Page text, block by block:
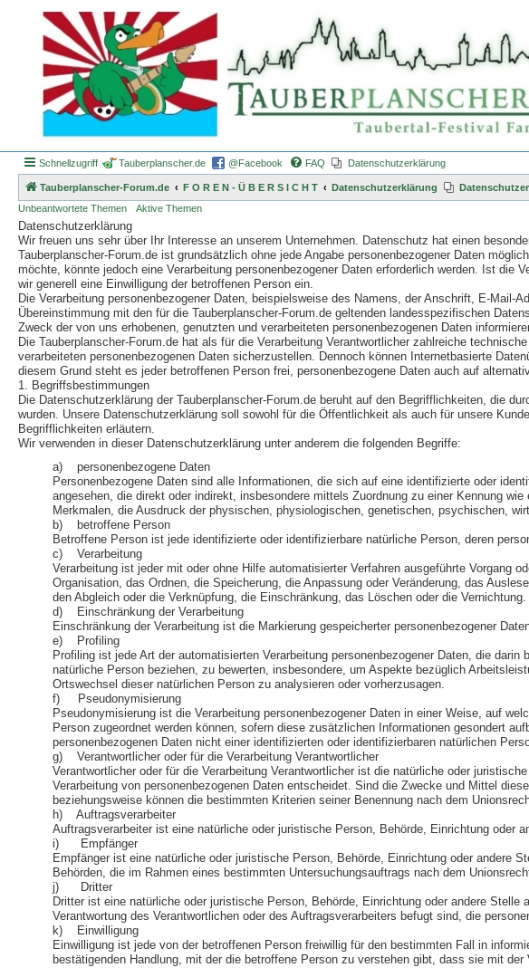
Schnellzugriff Tauberplanscher.de @Facebook FAQ Datenschutzerklärung
Tauberplanscher-Forum.de F O R E N - Ü B E R S I C H T Datenschutzerklärung
Unbeantwortete Themen
Aktive Themen
Datenschutzerklärung
Wir freuen uns sehr über Ihr Interesse an unserem Unternehmen. Datenschutz hat einen
Tauberplanscher-Forum.de ist grundsätzlich ohne jede Angabe personenbezogener Daten
möchte, könnte jedoch eine Verarbeitung personenbezogener Daten erforderlich werden. Ist die
wir generell eine Einwilligung der betroffenen Person ein.
Die Verarbeitung personenbezogener Daten, beispielsweise des Namens, der Anschrift, E-
Übereinstimmung mit den für die Tauberplanscher-Forum.de geltenden landesspezifischen
Zweck der von uns erhobenen, genutzten und verarbeiteten personenbezogenen Daten
Die Tauberplanscher-Forum.de hat als für die Verarbeitung Verantwortlicher zahlreiche
verarbeiteten personenbezogenen Daten sicherzustellen. Dennoch können Internetbasierte
diesem Grund steht es jeder betroffenen Person frei, personenbezogene Daten auch auf
1. Begriffsbestimmungen
Die Datenschutzerklärung der Tauberplanscher-Forum.de beruht auf den Begrifflichkeiten, die
wurden. Unsere Datenschutzerklärung soll sowohl für die Öffentlichkeit als auch für unsere
Begrifflichkeiten erläutern.
Wir verwenden in dieser Datenschutzerklärung unter anderem die folgenden Begriffe:
a) personenbezogene Daten
Personenbezogene Daten sind alle Informationen, die sich auf eine identifizierte oder
angesehen, die direkt oder indirekt, insbesondere mittels Zuordnung zu einer Kennung
Merkmalen, die Ausdruck der physischen, physiologischen, genetischen, psychischen,
b) betroffene Person
Betroffene Person ist jede identifizierte oder identifizierbare natürliche Person, deren
c) Verarbeitung
Verarbeitung ist jeder mit oder ohne Hilfe automatisierter Verfahren ausgeführte Vorgang
Organisation, das Ordnen, die Speicherung, die Anpassung oder Veränderung, das
den Abgleich oder die Verknüpfung, die Einschränkung, das Löschen oder die Vernichtung.
d) Einschränkung der Verarbeitung
Einschränkung der Verarbeitung ist die Markierung gespeicherter personenbezogener
e) Profiling
Profiling ist jede Art der automatisierten Verarbeitung personenbezogener Daten, die
natürliche Person beziehen, zu bewerten, insbesondere, um Aspekte bezüglich
Ortswechsel dieser natürlichen Person zu analysieren oder vorherzusagen.
f) Pseudonymisierung
Pseudonymisierung ist die Verarbeitung personenbezogener Daten in einer Weise, auf
Person zugeordnet werden können, sofern diese zusätzlichen Informationen gesondert
personenbezogenen Daten nicht einer identifizierten oder identifizierbaren natürlichen
g) Verantwortlicher oder für die Verarbeitung Verantwortlicher
Verantwortlicher oder für die Verarbeitung Verantwortlicher ist die natürliche oder
Verarbeitung von personenbezogenen Daten entscheidet. Sind die Zwecke und Mittel
beziehungsweise können die bestimmten Kriterien seiner Benennung nach dem
h) Auftragsverarbeiter
Auftragsverarbeiter ist eine natürliche oder juristische Person, Behörde, Einrichtung oder
i) Empfänger
Empfänger ist eine natürliche oder juristische Person, Behörde, Einrichtung oder andere
Behörden, die im Rahmen eines bestimmten Untersuchungsauftrags nach dem
j) Dritter
Dritter ist eine natürliche oder juristische Person, Behörde, Einrichtung oder andere
Verantwortung des Verantwortlichen oder des Auftragsverarbeiters befugt sind, die
k) Einwilligung
Einwilligung ist jede von der betroffenen Person freiwillig für den bestimmten Fall in
bestätigenden Handlung, mit der die betroffene Person zu verstehen gibt, dass sie mit